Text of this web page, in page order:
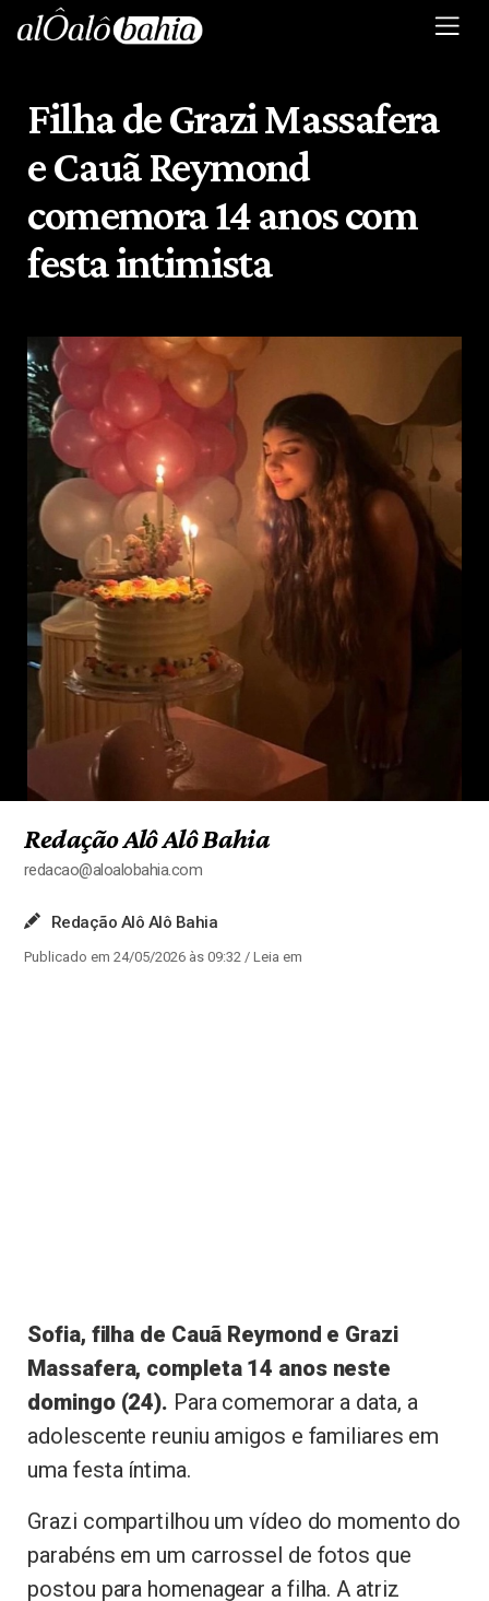
Filha de Grazi Massafera
e Cauã Reymond
comemora 14 anos com
festa intimista
Redação Alô Alô Bahia
redacao@aloalobahia.com
Redação Alô Alô Bahia
Publicado em 24/05/2026 às 09:32/ Leia em
Sofia, filha de Cauã Reymond e Grazi
Massafera, completa 14 anos neste
domingo (24). Para comemorar a data, a
adolescente reuniu amigos e familiares em
uma festa íntima.
Grazi compartilhou um vídeo do momento do
parabéns em um carrossel de fotos que
postou para homenagear a filha. A atriz